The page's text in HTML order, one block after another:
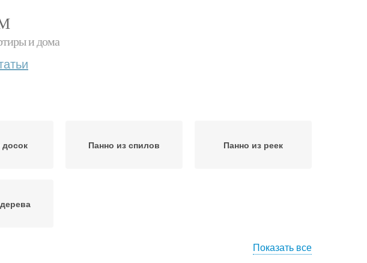
и дома
досок Панно из спилов Панно из реек
Показать все